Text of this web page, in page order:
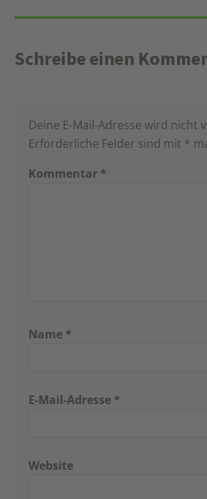
Schreibe einen
Deine E-Mail-Adresse wird nicht
Erforderliche Felder sind mit *
Kommentar *
Name *
E-Mail-Adresse *
Website